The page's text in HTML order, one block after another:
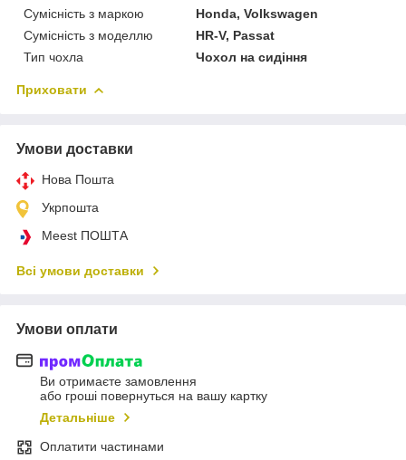
Сумісність з маркою
Honda, Volkswagen
Сумісність з моделлю
HR-V, Passat
Тип чохла
Чохол на сидіння
Приховати
Умови доставки
Нова Пошта
Укрпошта
Meest ПОШТА
Всі умови доставки
Умови оплати
Ви отримаєте замовлення
або гроші повернуться на вашу картку
Детальніше
Оплатити частинами